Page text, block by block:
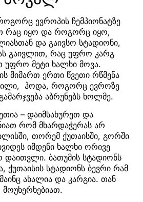
ევროპის ჩემპიონატზე
რაც იყო და როგორც იყო,
და გაივსო სტადიონი,
გაივლით, რაც უფრო კარგ
უფრო მეტი ხალხი მოვა.
მიმართ ერთი წვეთი რწმენა
ჰოდა, როგორც ევროზე
აბრუნებს ხოლმე.
– დაიმსახურეთ და
რომ მხარდაჭერას არ
თორემ ქუთაისში, გორში
იმდენი ხალხი ორივე
ბათუმის სტადიონს
ქუთაისის სტადიონს ბევრი რამ
ახალია და კარგია. თან